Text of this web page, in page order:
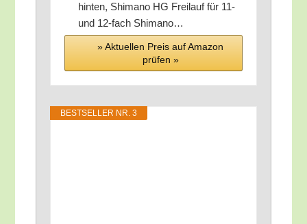
hin­ten, Shi­ma­no HG Frei­lauf für 11-
und 12-fach Shimano…
» Aktu­el­len Preis auf Ama­zon
prü­fen »
BEST­SEL­LER NR. 3